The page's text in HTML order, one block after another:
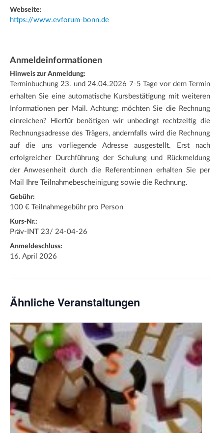
Webseite:
https://www.evforum-bonn.de
Anmeldeinformationen
Hinweis zur Anmeldung:
Terminbuchung 23. und 24.04.2026 7-5 Tage vor dem Termin
erhalten Sie eine automatische Kursbestätigung mit weiteren
Informationen per Mail. Achtung: möchten Sie die Rechnung
einreichen? Hierfür benötigen wir unbedingt rechtzeitig die
Rechnungsadresse des Trägers, andernfalls wird die Rechnung
auf die uns vorliegende Adresse ausgestellt. Erst nach
erfolgreicher Durchführung der Schulung und Rückmeldung
der Anwesenheit durch die Referent:innen erhalten Sie per
Mail Ihre Teilnahmebescheinigung sowie die Rechnung.
Gebühr:
100 € Teilnahmegebühr pro Person
Kurs-Nr.:
Präv-INT 23/ 24-04-26
Anmeldeschluss:
16. April 2026
Ähnliche Veranstaltungen